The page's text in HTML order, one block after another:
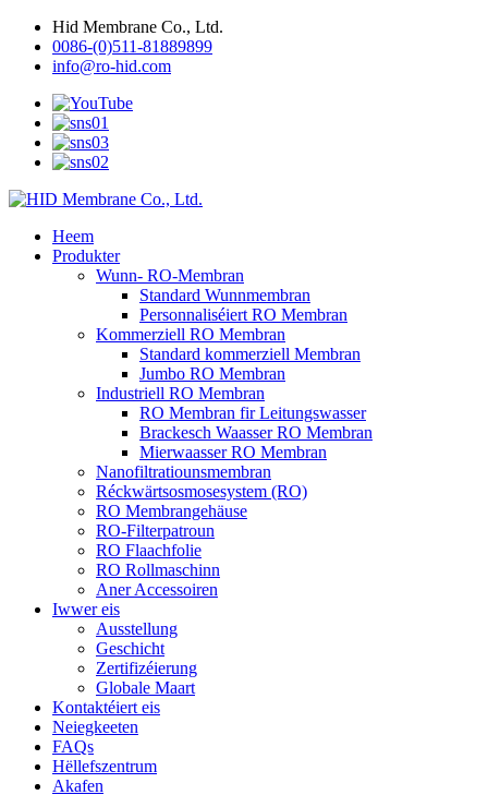
Hid Membrane Co., Ltd.
0086-(0)511-81889899
info@ro-hid.com
Heem
Produkter
Wunn- RO-Membran
Standard Wunnmembran
Personnaliséiert RO Membran
Kommerziell RO Membran
Standard kommerziell Membran
Jumbo RO Membran
Industriell RO Membran
RO Membran fir Leitungswasser
Brackesch Waasser RO Membran
Mierwaasser RO Membran
Nanofiltratiounsmembran
Réckwärtsosmosesystem (RO)
RO Membrangehäuse
RO-Filterpatroun
RO Flaachfolie
RO Rollmaschinn
Aner Accessoiren
Iwwer eis
Ausstellung
Geschicht
Zertifizéierung
Globale Maart
Kontaktéiert eis
Neiegkeeten
FAQs
Hëllefszentrum
Akafen